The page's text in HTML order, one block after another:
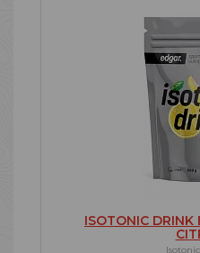
ISOTONIC DRINK